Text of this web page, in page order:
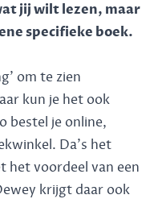
jij wilt lezen, maar
specifieke boek.
om te zien
kun je het ook
bestel je online,
Da's het
het voordeel van een
krijgt daar ook